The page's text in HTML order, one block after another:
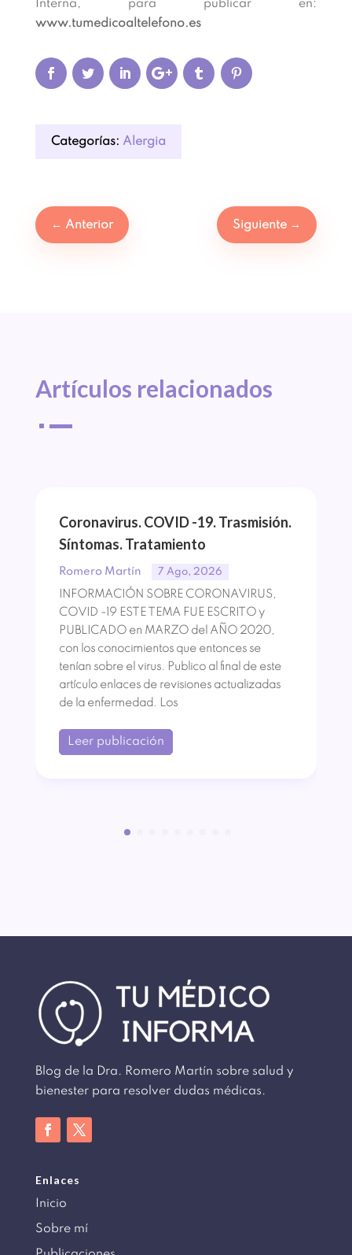
Interna, para publicar en:
www.tumedicoaltelefono.es
Categorías: Alergia
← Anterior Siguiente →
Artículos relacionados
^
Coronavirus. COVID -19. Trasmisión.
Síntomas. Tratamiento
Romero Martín 7 Ago, 2026
INFORMACIÓN SOBRE CORONAVIRUS,
COVID -19 ESTE TEMA FUE ESCRITO y
PUBLICADO en MARZO del AÑO 2020,
con los conocimientos que entonces se
tenían sobre el virus. Publico al final de este
artículo enlaces de revisiones actualizadas
de la enfermedad. Los
Leer publicación
Blog de la Dra. Romero Martín sobre salud y
bienester para resolver dudas médicas.
Enlaces
Inicio
Sobre mí